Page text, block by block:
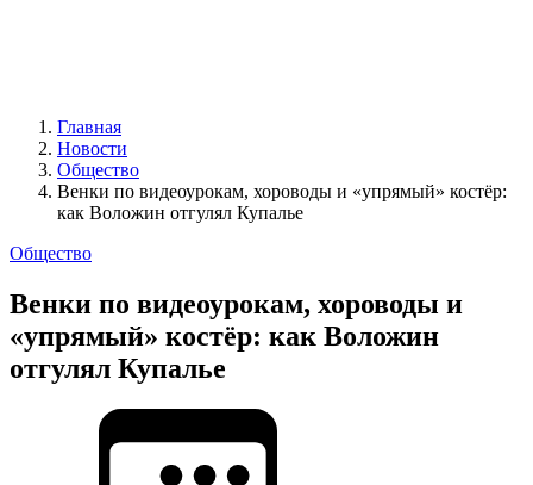
Главная
Новости
Общество
Венки по видеоурокам, хороводы и «упрямый» костёр:
как Воложин отгулял Купалье
Общество
Венки по видеоурокам, хороводы и
«упрямый» костёр: как Воложин
отгулял Купалье